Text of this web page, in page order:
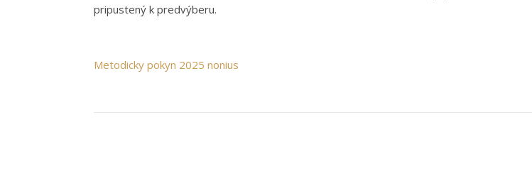
pripustený k predvýberu.
Metodicky pokyn 2025 nonius